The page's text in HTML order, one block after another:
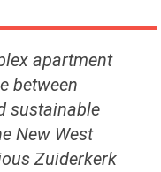
apartment
between
sustainable
New West
Zuiderkerk